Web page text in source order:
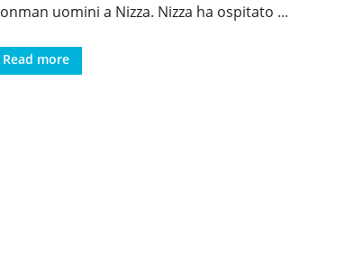
uomini a Nizza. Nizza ha ospitato ...
Read more